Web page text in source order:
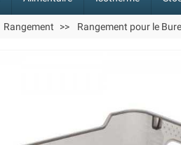
Rangement Rangement pour le